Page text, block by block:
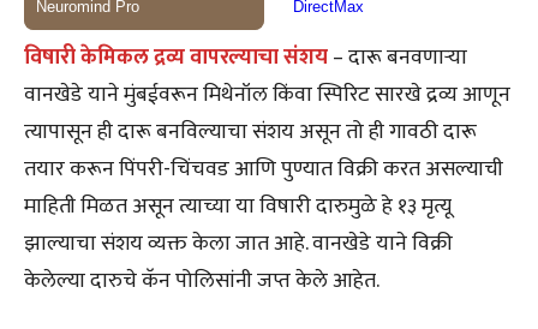
विषारी केमिकल द्रव्य वापरल्याचा संशय– दारू बनवणाऱ्या
वानखेडे याने मुंबईवरून मिथेनॉल किंवा स्पिरिट सारखे द्रव्य आणून
त्यापासून ही दारू बनविल्याचा संशय असून तो ही गावठी दारू
तयार करून पिंपरी-चिंचवड आणि पुण्यात विक्री करत असल्याची
माहिती मिळत असून त्याच्या या विषारी दारुमुळे हे १३ मृत्यू
झाल्याचा संशय व्यक्त केला जात आहे. वानखेडे याने विक्री
केलेल्या दारुचे कॅन पोलिसांनी जप्त केले आहेत.